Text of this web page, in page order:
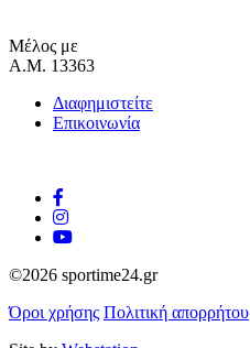
Μέλος με
Α.Μ. 13363
Διαφημιστείτε
Επικοινωνία
©2026 sportime24.gr
Όροι χρήσης Πολιτική απορρήτου